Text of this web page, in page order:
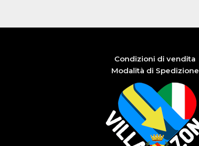
Condizioni di vendita
Modalità di Spedizione